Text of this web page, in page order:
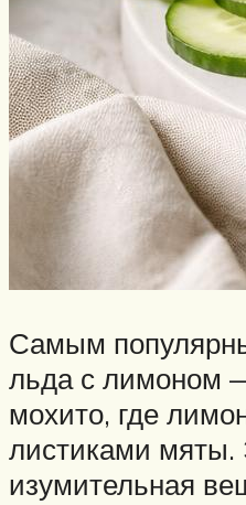
Самым
льда с лимоном
мохито, где
листиками мяты.
изумительная